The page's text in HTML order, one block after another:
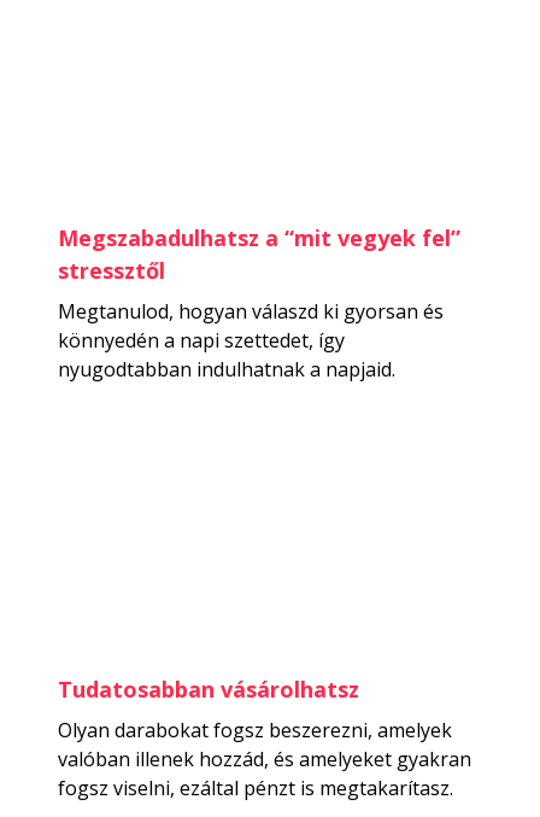
Megszabadulhatsz a “mit vegyek fel”
stressztől
Megtanulod, hogyan válaszd ki gyorsan és
könnyedén a napi szettedet, így
nyugodtabban indulhatnak a napjaid.
Tudatosabban vásárolhatsz
Olyan darabokat fogsz beszerezni, amelyek
valóban illenek hozzád, és amelyeket gyakran
fogsz viselni, ezáltal pénzt is megtakarítasz.